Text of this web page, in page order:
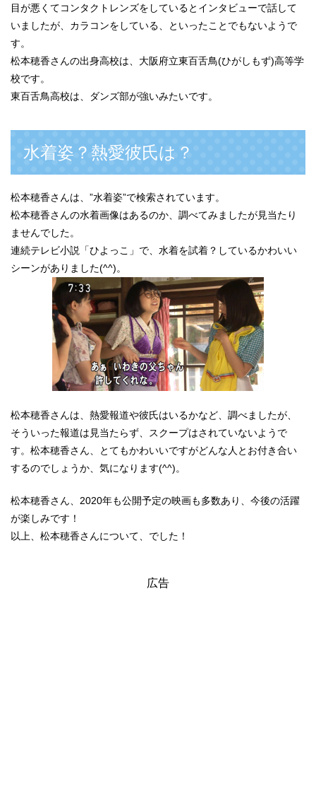
目が悪くてコンタクトレンズをしているとインタビューで話して
いましたが、カラコンをしている、といったことでもないようで
す。
松本穂香さんの出身高校は、大阪府立東百舌鳥(ひがしもず)高等学
校です。
東百舌鳥高校は、ダンズ部が強いみたいです。
水着姿？熱愛彼氏は？
松本穂香さんは、”水着姿”で検索されています。
松本穂香さんの水着画像はあるのか、調べてみましたが見当たり
ませんでした。
連続テレビ小説「ひよっこ」で、水着を試着？しているかわいい
シーンがありました(^^)。
松本穂香さんは、熱愛報道や彼氏はいるかなど、調べましたが、
そういった報道は見当たらず、スクープはされていないようで
す。松本穂香さん、とてもかわいいですがどんな人とお付き合い
するのでしょうか、気になります(^^)。
松本穂香さん、2020年も公開予定の映画も多数あり、今後の活躍
が楽しみです！
以上、松本穂香さんについて、でした！
広告